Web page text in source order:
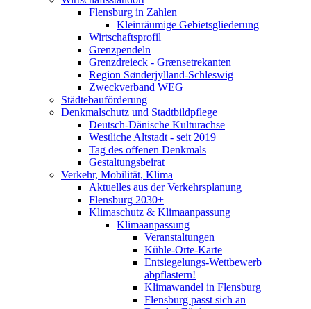
Flensburg in Zahlen
Kleinräumige Gebietsgliederung
Wirtschaftsprofil
Grenzpendeln
Grenzdreieck - Grænsetrekanten
Region Sønderjylland-Schleswig
Zweckverband WEG
Städtebauförderung
Denkmalschutz und Stadtbildpflege
Deutsch-Dänische Kulturachse
Westliche Altstadt - seit 2019
Tag des offenen Denkmals
Gestaltungsbeirat
Verkehr, Mobilität, Klima
Aktuelles aus der Verkehrsplanung
Flensburg 2030+
Klimaschutz & Klimaanpassung
Klimaanpassung
Veranstaltungen
Kühle-Orte-Karte
Entsiegelungs-Wettbewerb
abpflastern!
Klimawandel in Flensburg
Flensburg passt sich an